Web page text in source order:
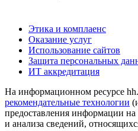
Этика и комплаенс
Оказание услуг
Использование сайтов
Защита персональных
ИТ аккредитация
На информационном ресурсе
рекомендательные технологии
предоставления информации на
и анализа сведений,